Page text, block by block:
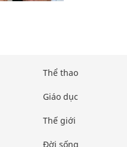
Thể thao
Giáo dục
Thế giới
Đời sống